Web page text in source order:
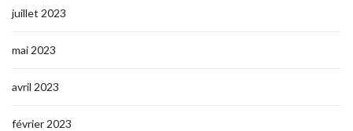
juillet 2023
mai 2023
avril 2023
février 2023